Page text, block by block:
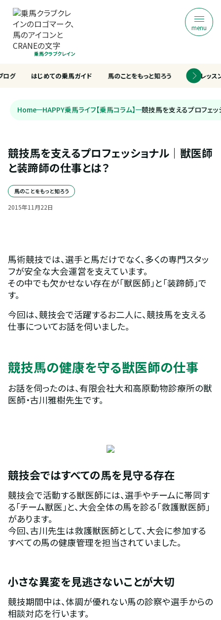
乗馬クラブクレイン
menu
はじめての乗馬ガイド 馬のことをもっと知ろう 乗馬レッス
ログ
Home HAPPY乗馬ライフ【乗馬コラム】 競技馬を支えるプロフェ
競技馬を支えるプロフェッショナル｜獣医師
と装蹄師の仕事とは？
馬のことをもっと知ろう
2015年11 月22日
馬術競技では、選手と馬だけでなく、多くの専門スタッ
フが安全な大会運営を支えています。
その中でも欠かせない存在が「獣医師」と「装蹄師」で
す。
今回は、競技会で活躍するお二人に、競技馬を支える
仕事についてお話を伺いました。
競技馬の健康を守る獣医師の仕事
お話を伺ったのは、有限会社大和高原動物診療所の獣
医師・古川雅樹先生です。
競技会ではすべての馬を見守る存在
競技会で活動する獣医師には、選手やチームに帯同す
る「チーム獣医」と、大会全体の馬を診る「救護獣医師」
があります。
今回、古川先生は救護獣医師として、大会に参加する
すべての馬の健康管理を担当されていました。
小さな異変を見逃さないことが大切
競技期間中は、体調が優れない馬の診察や選手からの
相談対応を行います。